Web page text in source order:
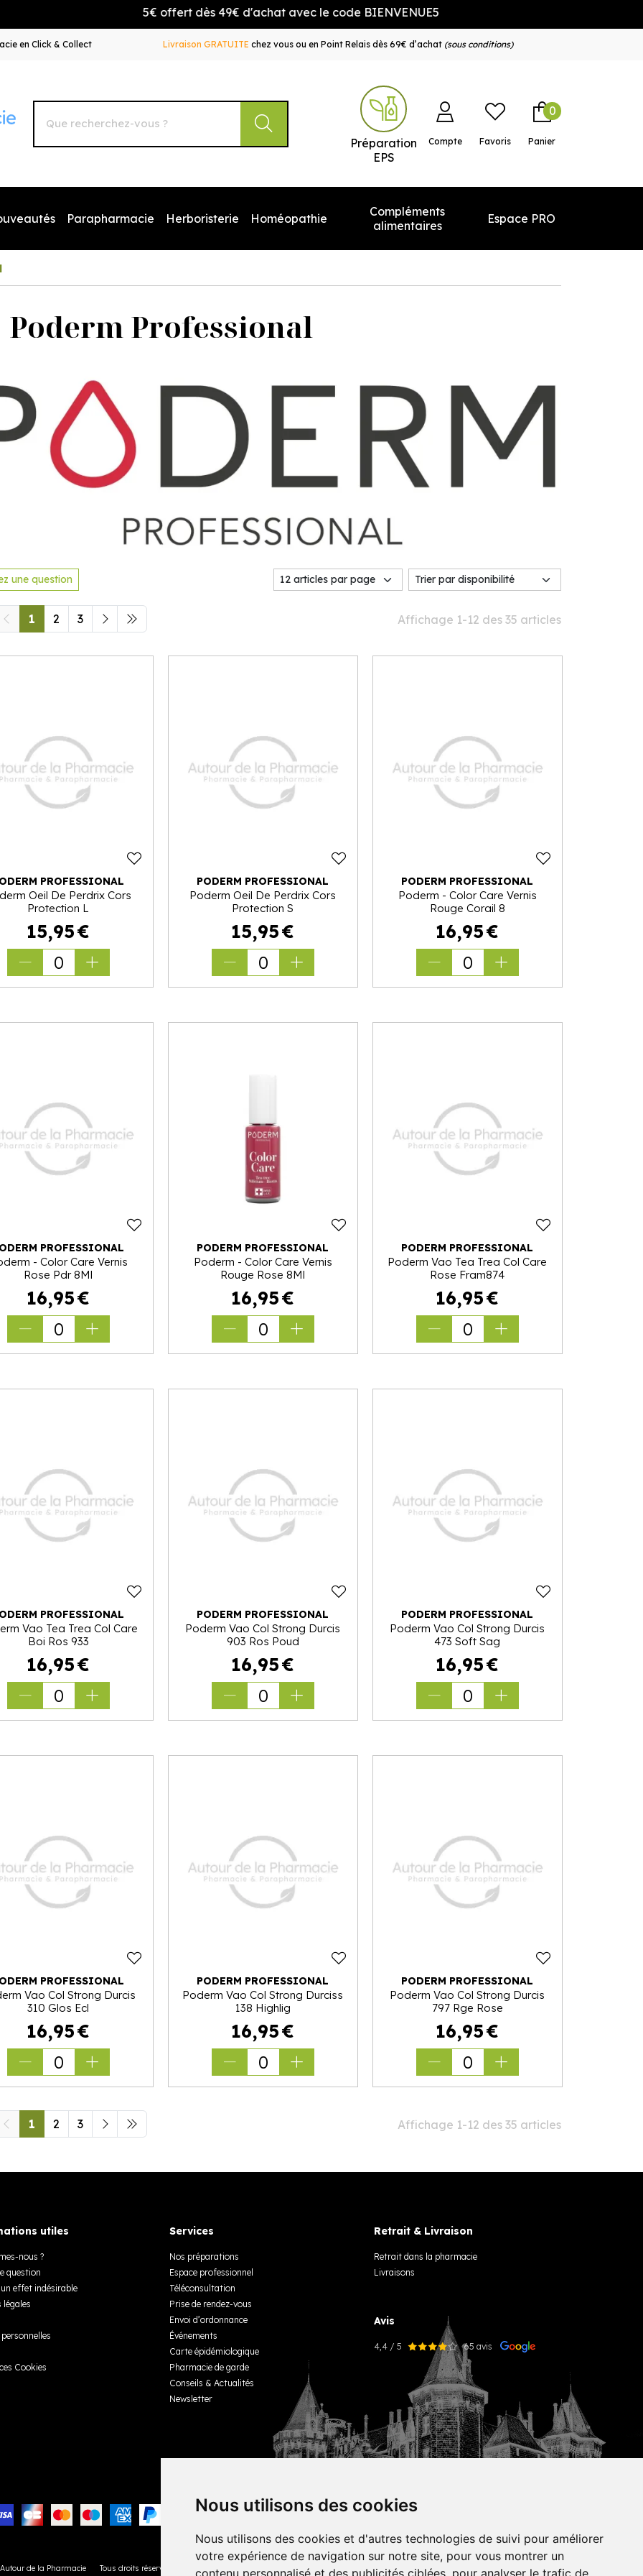
Nous utilisons des cookies
Nous utilisons des cookies et d'autres technologies de suivi pour améliorer
votre expérience de navigation sur notre site, pour vous montrer un
contenu personnalisé et des publicités ciblées, pour analyser le trafic de
5€ offert dès 49€ d'achat avec le code BIENVENUE5
en Click & Collect Livraison GRATUITE chez vous ou en Point Relais dès 69€ d’achat (sous conditions)
Autour de la Pharmacie Votre pharmacie en ligne à votre service
Préparation
EPS
Compte Favoris Panier
0
Parapharmacie Herboristerie Homéopathie
Compléments
alimentaires
Espace PRO
Poderm Professional
une question
Affichage 1-12 des 35 articles
1 2 3
PROFESSIONAL
Oeil De Perdrix Cors
Protection L
15,95€
0
PODERM PROFESSIONAL
Poderm Oeil De Perdrix Cors
Protection S
15,95€
0
PODERM PROFESSIONAL
Poderm - Color Care Vernis
Rouge Corail 8
16,95€
0
PROFESSIONAL
- Color Care Vernis
Rose Pdr 8Ml
16,95€
0
PODERM PROFESSIONAL
Poderm - Color Care Vernis
Rouge Rose 8Ml
16,95€
0
PODERM PROFESSIONAL
Poderm Vao Tea Trea Col Care
Rose Fram874
16,95€
0
PROFESSIONAL
Vao Tea Trea Col Care
Boi Ros 933
16,95€
0
PODERM PROFESSIONAL
Poderm Vao Col Strong Durcis
903 Ros Poud
16,95€
0
PODERM PROFESSIONAL
Poderm Vao Col Strong Durcis
473 Soft Sag
16,95€
0
PROFESSIONAL
Vao Col Strong Durcis
310 Glos Ecl
16,95€
0
PODERM PROFESSIONAL
Poderm Vao Col Strong Durciss
138 Highlig
16,95€
0
PODERM PROFESSIONAL
Poderm Vao Col Strong Durcis
797 Rge Rose
16,95€
0
Affichage 1-12 des 35 articles
1 2 3
utiles
nous ?
question
effet indésirable
légales
Cookies
Services
Nos préparations
Espace professionnel
Téléconsultation
Prise de rendez-vous
Envoi d’ordonnance
Événements
Carte épidémiologique
Pharmacie de garde
Conseils & Actualités
Newsletter
Retrait & Livraison
Retrait dans la pharmacie
Livraisons
Avis
4,4 / 5 65 avis
de la Pharmacie Tous droits réservés Votre pharmacie sur Internet avecApotekisto